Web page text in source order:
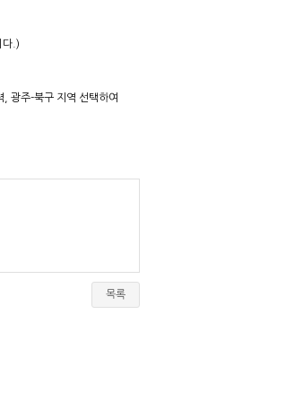
다.)
광주-북구 지역 선택하여
목록